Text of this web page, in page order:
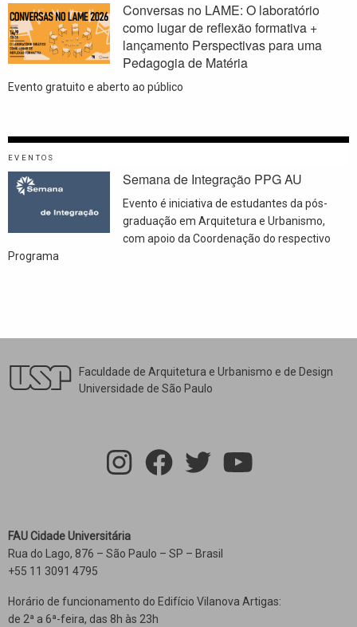
Conversas no LAME: O laboratório
como lugar de reflexão formativa +
lançamento Perspectivas para uma
Pedagogia de Matéria
Evento gratuito e aberto ao público
EVENTOS
Semana de Integração PPG AU
Evento é iniciativa de estudantes da pós-
graduação em Arquitetura e Urbanismo,
com apoio da Coordenação do respectivo
Programa
Faculdade de Arquitetura e Urbanismo e de Design
Universidade de São Paulo
FAU Cidade Universitária
Rua do Lago, 876 – São Paulo – SP – Brasil
+55 11 3091 4795
Horário de funcionamento do Edifício Vilanova Artigas:
de 2ª a 6ª-feira, das 8h às 23h